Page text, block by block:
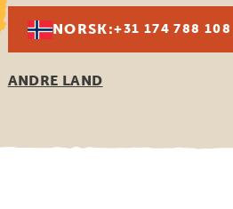
NORSK:+31 174 788 108
ANDRE LAND